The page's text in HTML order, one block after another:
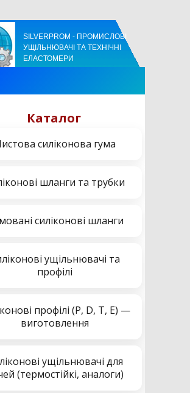
SILVERPROM - ПРОМИСЛОВІ
УЩІЛЬНЮВАЧІ ТА ТЕХНІЧНІ
ЕЛАСТОМЕРИ
Каталог
силіконова гума
шланги та трубки
силіконові шланги
ущільнювачі та
профілі
профілі (P, D, T, E) —
виготовлення
ущільнювачі для
(термостійкі, аналоги)